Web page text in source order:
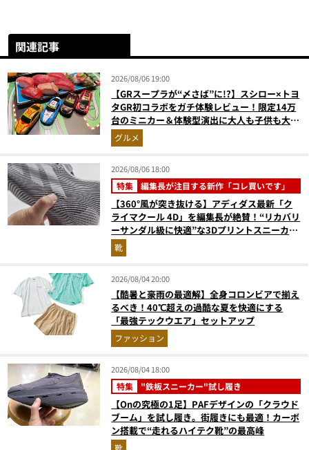
関連記事
2026/08/06 19:00
【GRスープラが“〆さば”に!?】スシロー×トヨ
タGR初コラボをガチ体験レビュー！限定14万
台のミニカー＆体験型演出に大人も子供も大興
奮間違いなし
グルメ
2026/08/06 18:00
特集 編集長が注目する新作「コレ買いです」
【360°風が突き抜ける】アディダス最新「ク
ライマクール 4D」を編集長が絶賛！“リカバリ
ーサンダル級に快適”な3Dプリントスニーカー
『コレ買いです』Vol.173
靴
2026/08/04 20:00
【酷暑と豪雨の最適解】全身コロンビアで揃え
るべき！40℃超えの過酷な夏を快適にする
「最強テックウエア」セットアップ
ファッション
2026/08/04 18:00
特集 "鉄板スニーカー"試し履き
【Onの究極の1足】PAFデザインの「クラウド
ブーム」を試し履き。街履きにも最適！カーボ
ン搭載で“走れるハイテク靴”の最高峰